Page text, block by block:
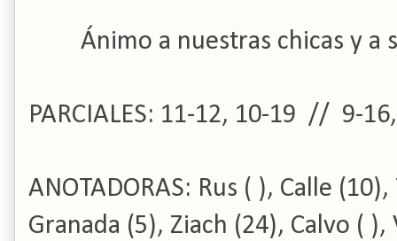
Ánimo a nuestras chicas y a
PARCIALES: 11-12, 10-19 // 9-
ANOTADORAS: Rus ( ), Calle
Granada (5), Ziach (24), Calvo ( ),